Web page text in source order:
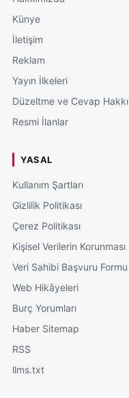
Künye
İletişim
Reklam
Yayın İlkeleri
Düzeltme ve Cevap Hakkı
Resmi İlanlar
YASAL
Kullanım Şartları
Gizlilik Politikası
Çerez Politikası
Kişisel Verilerin Korunması
Veri Sahibi Başvuru Formu
Web Hikâyeleri
Burç Yorumları
Haber Sitemap
RSS
llms.txt